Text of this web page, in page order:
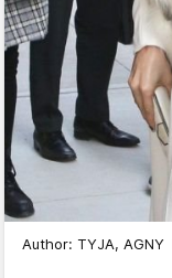
Author: TYJA, AGNY